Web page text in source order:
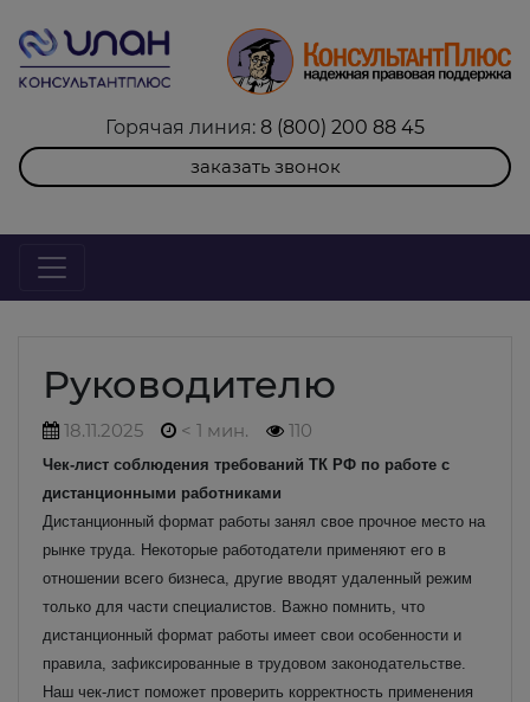
Горячая линия: 8 (800) 200 88 45
заказать звонок
Руководителю
18.11.2025 < 1 мин. 110
Чек-лист соблюдения требований ТК РФ по работе с
дистанционными работниками
Дистанционный формат работы занял свое прочное место на
рынке труда. Некоторые работодатели применяют его в
отношении всего бизнеса, другие вводят удаленный режим
только для части специалистов. Важно помнить, что
дистанционный формат работы имеет свои особенности и
правила, зафиксированные в трудовом законодательстве.
Наш чек-лист поможет проверить корректность применения